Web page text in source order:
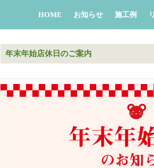
HOME お知らせ 施工例
年末年始店休日のご案内